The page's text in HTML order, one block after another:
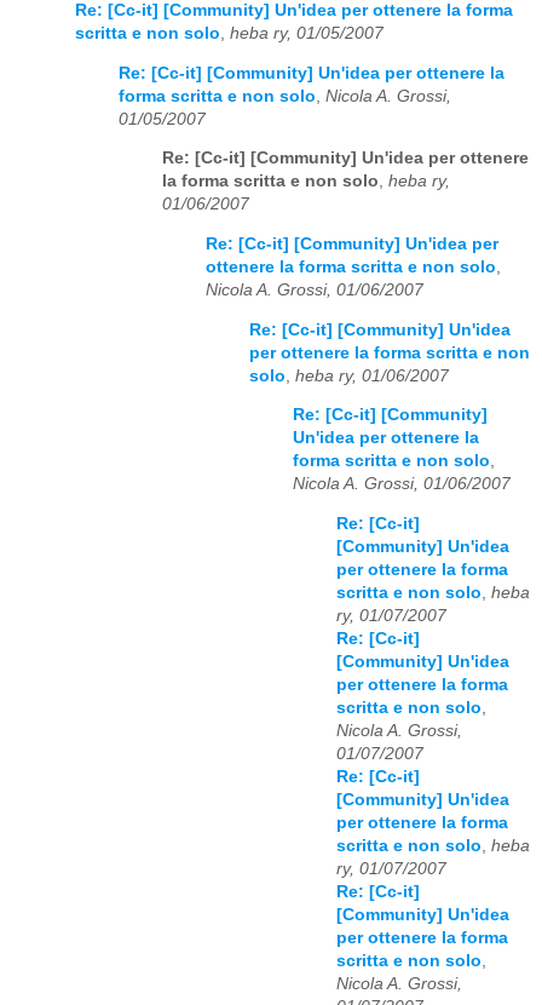
Re: [Cc-it] [Community] Un'idea per ottenere la forma
scritta e non solo, heba ry, 01/05/2007
Re: [Cc-it] [Community] Un'idea per ottenere la
forma scritta e non solo Nicola A. Grossi,
01/05/2007
Re: [Cc-it] [Community] Un'idea per ottenere
la forma scritta e non solo, heba ry,
01/06/2007
Re: [Cc-it] [Community] Un'idea per
ottenere la forma scritta e non solo,
Nicola A. Grossi, 01/06/2007
Re: [Cc-it] [Community] Un'idea
per ottenere la forma scritta e non
solo heba ry, 01/06/2007
Re: [Cc-it] [Community]
Un'idea per ottenere la
forma scritta e non solo,
Nicola A. Grossi, 01/06/2007
Re: [Cc-it]
[Community] Un'idea
per ottenere la forma
scritta e non solo heba
ry, 01/07/2007
Re: [Cc-it]
[Community] Un'idea
per ottenere la forma
scritta e non solo
Nicola A. Grossi,
01/07/2007
Re: [Cc-it]
[Community] Un'idea
per ottenere la forma
scritta e non solo heba
ry, 01/07/2007
Re: [Cc-it]
[Community] Un'idea
per ottenere la forma
scritta e non solo
Nicola A. Grossi,